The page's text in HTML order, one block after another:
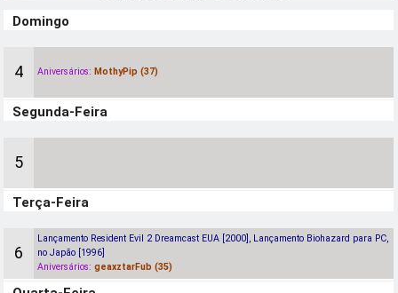
Domingo
4 Aniversários: MothyPip (37)
Segunda-Feira
5
Terça-Feira
6
Lançamento Resident Evil 2 Dreamcast EUA [2000], Lançamento Biohazard para PC,
no Japão [1996]
Aniversários: geaxztarFub (35)